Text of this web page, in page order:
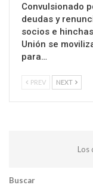
Convulsionado
deudas y
socios e
Unión se
para…
PREV NEXT
Los
Buscar